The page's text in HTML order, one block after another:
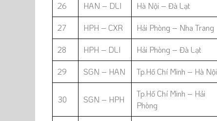
26 HAN – DLI Hà Nội – Đà Lạt
27 HPH – CXR Hải Phòng – Nha Trang
28 HPH – DLI Hải Phòng – Đà Lạt
29 SGN – HAN Tp.Hồ Chí Minh – Hà Nội
30 SGN – HPH
Tp.Hồ Chí Minh – Hải
Phòng